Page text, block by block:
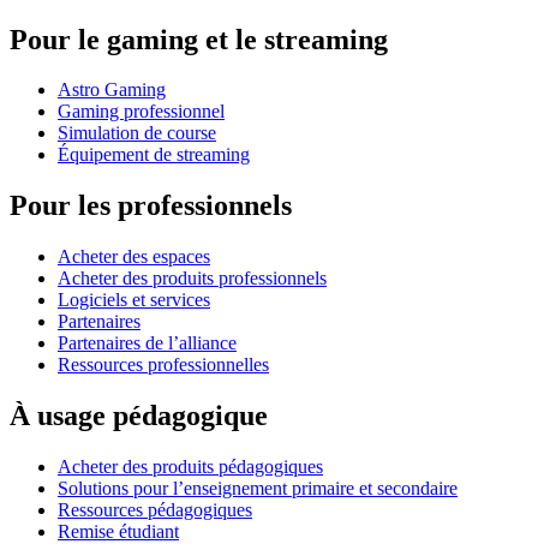
Pour le gaming et le streaming
Astro Gaming
Gaming professionnel
Simulation de course
Équipement de streaming
Pour les professionnels
Acheter des espaces
Acheter des produits professionnels
Logiciels et services
Partenaires
Partenaires de l’alliance
Ressources professionnelles
À usage pédagogique
Acheter des produits pédagogiques
Solutions pour l’enseignement primaire et secondaire
Ressources pédagogiques
Remise étudiant